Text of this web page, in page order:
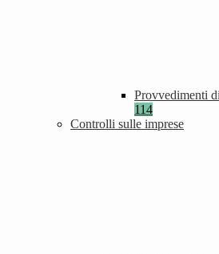
Provvedimenti
114
Controlli sulle imprese